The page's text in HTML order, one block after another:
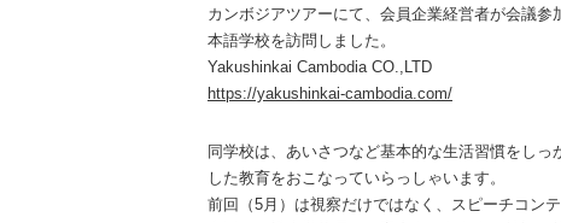
カンボジアツアーにて、会員企業経営者が会議
本語学校を訪問しました。
Yakushinkai Cambodia CO.,LTD
https://yakushinkai-cambodia.com/
同学校は、あいさつなど基本的な生活習慣をし
した教育をおこなっていらっしゃいます。
前回（5月）は視察だけではなく、スピーチコン